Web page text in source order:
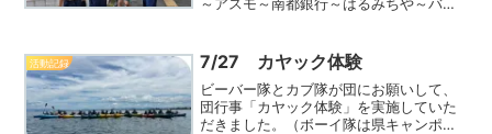
～アスモ～南都銀行～はるみちや～バス
植え込みの中や自販機の裏側までゴミや
空き缶を回収してくれましReadMore...
活動記録 7/27 カヤック体験
ビーバー隊とカブ隊が団にお願いして、
団行事「カヤック体験」を実施していた
だきました。（ボーイ隊は県キャンポリ